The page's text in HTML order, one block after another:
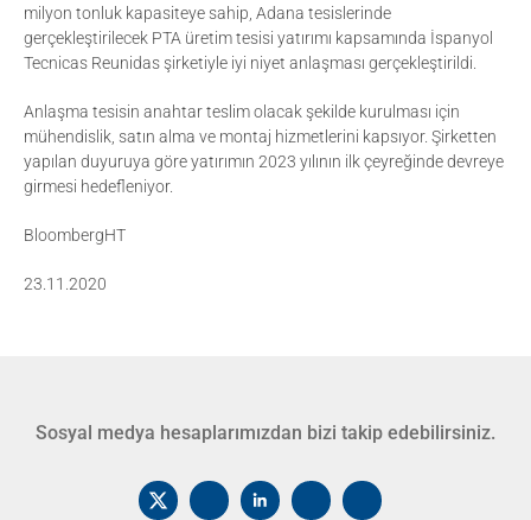
milyon tonluk kapasiteye sahip, Adana tesislerinde
gerçekleştirilecek PTA üretim tesisi yatırımı kapsamında İspanyol
Tecnicas Reunidas şirketiyle iyi niyet anlaşması gerçekleştirildi.
Anlaşma tesisin anahtar teslim olacak şekilde kurulması için
mühendislik, satın alma ve montaj hizmetlerini kapsıyor. Şirketten
yapılan duyuruya göre yatırımın 2023 yılının ilk çeyreğinde devreye
girmesi hedefleniyor.
BloombergHT
23.11.2020
Sosyal medya hesaplarımızdan bizi takip edebilirsiniz.